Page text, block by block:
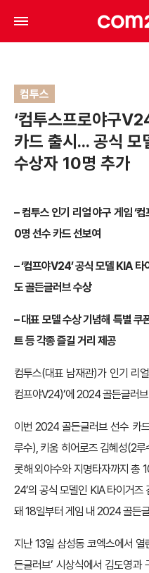
컴투스
‘컴투스프로야구
카드 출시… 공식 모
수상자 10명 추가
– 컴투스 인기 리얼 야구 게임 ‘
0명 선수 카드 선보여
– ‘컴프야V24’ 공식 모델 KIA
도 골든글러브 수상
– 대표 모델 수상 기념해 특별 쿠
트 등 각종 즐길 거리 제공
컴투스(대표 남재관)가 인기 리
컴프야V24)’에 2024 골든글러
이번 2024 골든글러브 선수 카
루수), 키움 히어로즈 김혜성(2루
롯해 외야수와 지명타자까지 총
24’의 공식 모델인 KIA 타이거
돼 18일부터 게임 내 2024 골든
지난 13일 삼성동 코엑스에서
든글러브’ 시상식에서 김도영과